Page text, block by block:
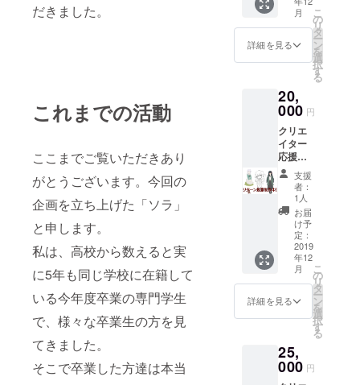
だきました。
これまでの活動
ここまでご覧いただきあり
がとうございます。今回の
企画を立ち上げた「ソラ」
と申します。
私は、高校から数えると実
に5年も同じ学校に在籍して
いる今年度卒業の専門学生
で、様々な卒業生の方を見
てきました。
そこで卒業した方達は本当
＋ポス
トカー
ド3種
+アクリ
ルキー
ホル
先行体
験版
デー
タ」
月
詳細を見る
こ
の
リ
タ
ー
ン
を
選
択
す
る
20,
000 円
クリエ
イター
応援
コース
お届け
します
「名前
入りサ
イン＋
本編
ディス
ク＋ミ
ニサン
トラ
ディス
ク＋設
＋ポス
トカー
ド3種
支援
者：
1人
お届
け予
定：
2019
年12
月
詳細を見る
こ
の
リ
タ
ー
ン
を
選
択
す
る
25,
000 円